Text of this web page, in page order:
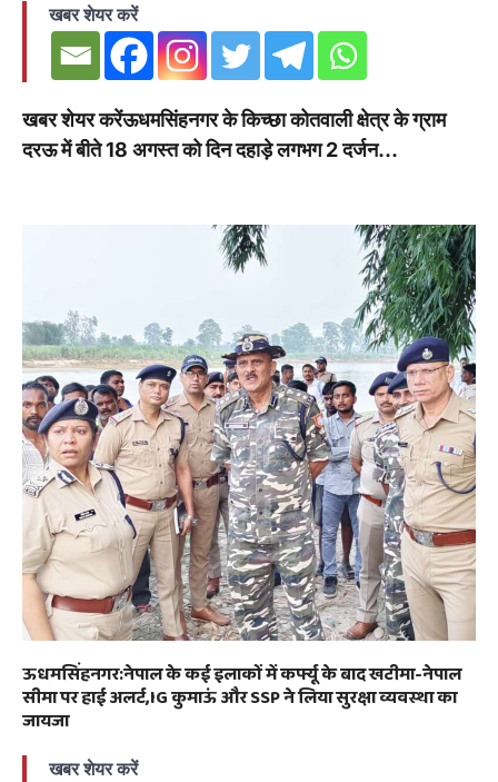
खबर शेयर करें
खबर शेयर करेंऊधमसिंहनगर के किच्छा कोतवाली क्षेत्र के ग्राम
दरऊ में बीते 18 अगस्त को दिन दहाड़े लगभग 2 दर्जन…
ऊधमसिंहनगर:नेपाल के कई इलाकों में कर्फ्यू के बाद खटीमा-नेपाल
सीमा पर हाई अलर्ट,IG कुमाऊं और SSP ने लिया सुरक्षा व्यवस्था का
जायजा
खबर शेयर करें